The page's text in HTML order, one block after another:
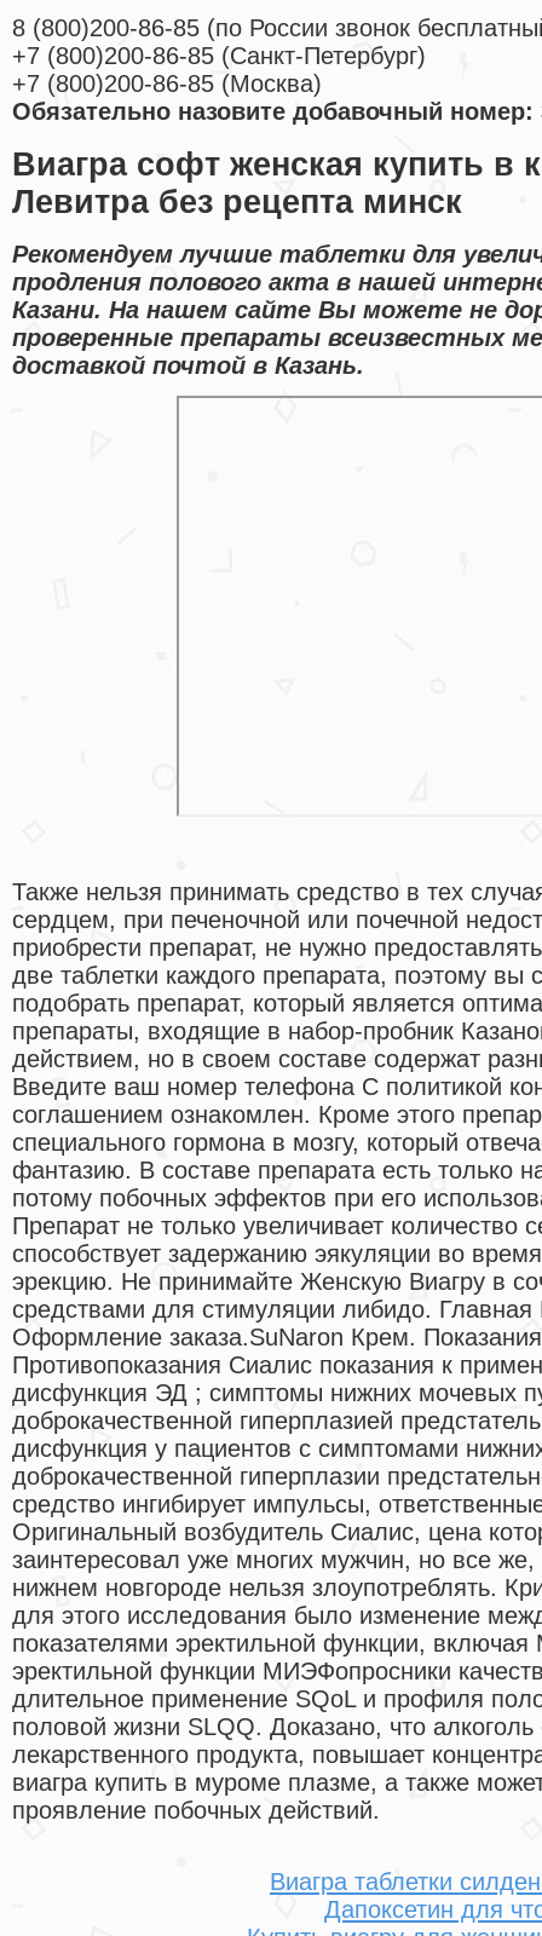
8 (800)200-86-85 (по России звонок
+7 (800)200-86-85 (Санкт-Петербург)
+7 (800)200-86-85 (Москва)
Обязательно назовите добавочный номер:
Виагра софт женская купить в
Левитра без рецепта минск
Рекомендуем лучшие таблетки для
продления полового акта в нашей
Казани. На нашем сайте Вы можете не
проверенные препараты всеизвестных
доставкой почтой в Казань.
Также нельзя принимать средство в тех
сердцем, при печеночной или почечной
приобрести препарат, не нужно
две таблетки каждого препарата, поэтому вы
подобрать препарат, который является
препараты, входящие в набор-пробник
действием, но в своем составе содержат
Введите ваш номер телефона С политикой
соглашением ознакомлен. Кроме этого
специального гормона в мозгу, который
фантазию. В составе препарата есть только
потому побочных эффектов при его
Препарат не только увеличивает количество
способствует задержанию эякуляции во
эрекцию. Не принимайте Женскую Виагру в
средствами для стимуляции либидо. Главная
Оформление заказа.SuNaron Крем.
Противопоказания Сиалис показания к
дисфункция ЭД ; симптомы нижних мочевых
доброкачественной гиперплазией
дисфункция у пациентов с симптомами
доброкачественной гиперплазии
средство ингибирует импульсы,
Оригинальный возбудитель Сиалис, цена
заинтересовал уже многих мужчин, но все же,
нижнем новгороде нельзя злоупотреблять.
для этого исследования было изменение
показателями эректильной функции,
эректильной функции МИЭФопросники
длительное применение SQoL и профиля
половой жизни SLQQ. Доказано, что
лекарственного продукта, повышает
виагра купить в муроме плазме, а также
проявление побочных действий.
Виагра таблетки
Дапоксетин для